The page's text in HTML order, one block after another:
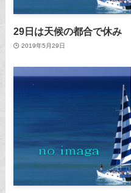
29日は天候の都合で休み
2019年5月29日